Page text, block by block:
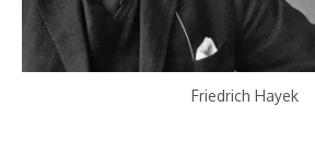
Friedrich Hayek